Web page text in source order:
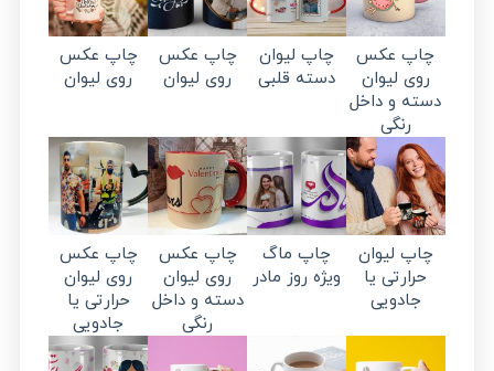
چاپ عکس
روی لیوان
دسته و داخل
رنگی
چاپ لیوان
دسته قلبی
چاپ عکس
روی لیوان
چاپ عکس
روی لیوان
چاپ لیوان
حرارتی یا
جادویی
چاپ ماگ
ویژه روز مادر
چاپ عکس
روی لیوان
دسته و داخل
رنگی
چاپ عکس
روی لیوان
حرارتی یا
جادویی